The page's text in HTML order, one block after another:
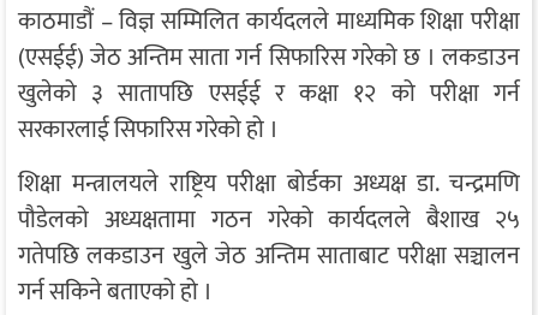
काठमाडौं – विज्ञ सम्मिलित कार्यदलले माध्यमिक शिक्षा परीक्षा
(एसईई) जेठ अन्तिम साता गर्न सिफारिस गरेको छ । लकडाउन
खुलेको ३ सातापछि एसईई र कक्षा १२ को परीक्षा गर्न
सरकारलाई सिफारिस गरेको हो ।
शिक्षा मन्त्रालयले राष्ट्रिय परीक्षा बोर्डका अध्यक्ष डा. चन्द्रमणि
पौडेलको अध्यक्षतामा गठन गरेको कार्यदलले बैशाख २५
गतेपछि लकडाउन खुले जेठ अन्तिम साताबाट परीक्षा सञ्चालन
गर्न सकिने बताएको हो ।